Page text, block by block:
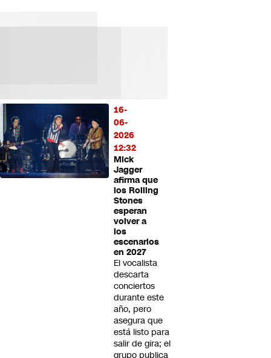
16-
06-
2026
12:32
Mick
Jagger
afirma que
los Rolling
Stones
esperan
volver a
los
escenarios
en 2027
El vocalista
descarta
conciertos
durante este
año, pero
asegura que
está listo para
salir de gira; el
grupo publica